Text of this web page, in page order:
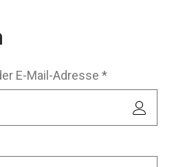
E-Mail-Adresse*Erforderlich